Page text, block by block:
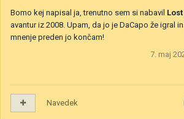
Bomo kej napisal ja, trenutno sem si nabavil
avantur iz 2008. Upam, da jo je DaCapo že igral
mnenje preden jo končam!
7. maj
Navedek